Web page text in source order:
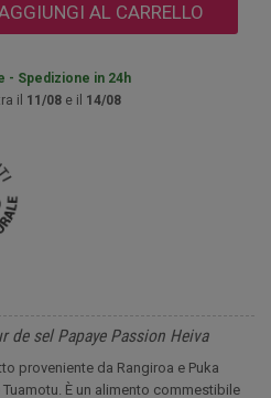
AL CARRELLO
- Spedizione in 24h
il 11/08 e il 14/08
de sel Papaye Passion Heiva
proveniente da Rangiroa e Puka
È un alimento commestibile